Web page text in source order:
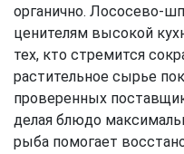
органично. Лососево-
ценителям высокой
тех, кто стремится
растительное сырье
проверенных
делая блюдо
рыба помогает